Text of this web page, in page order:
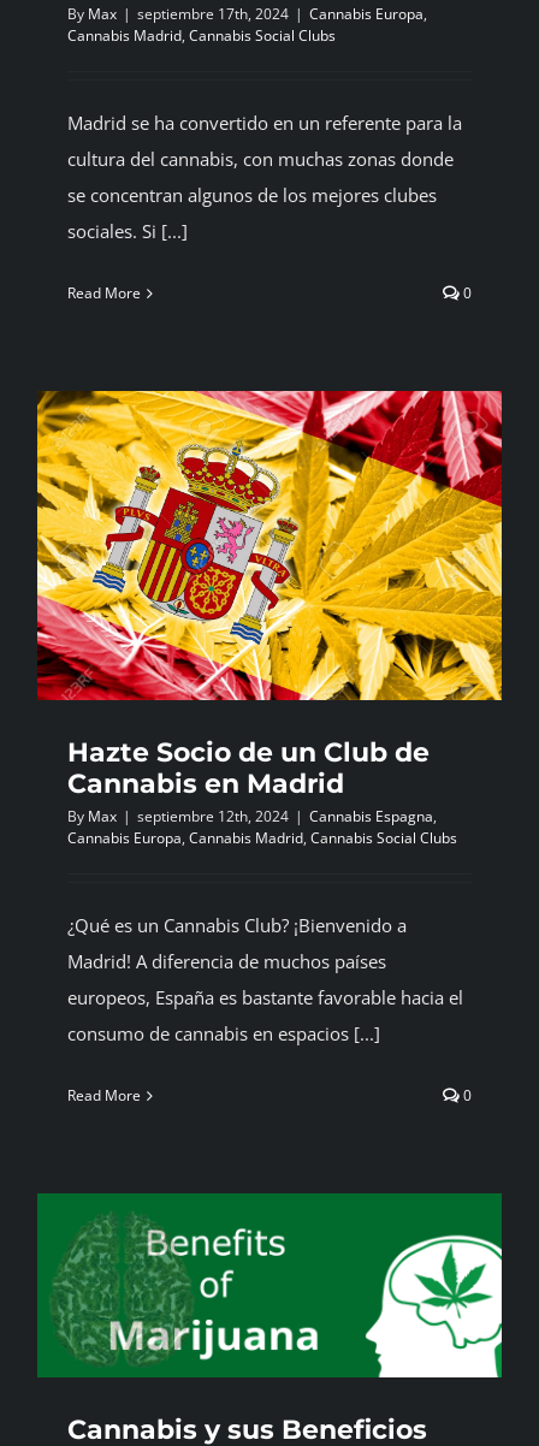
By Max | septiembre 17th, 2024 | Cannabis Europa,
Cannabis Madrid, Cannabis Social Clubs
Madrid se ha convertido en un referente para la
cultura del cannabis, con muchas zonas donde
se concentran algunos de los mejores clubes
sociales. Si [...]
Read More 0
Hazte Socio de un Club de
Cannabis en Madrid
By Max | septiembre 12th, 2024 | Cannabis Espagna,
Cannabis Europa, Cannabis Madrid, Cannabis Social Clubs
¿Qué es un Cannabis Club? ¡Bienvenido a
Madrid! A diferencia de muchos países
europeos, España es bastante favorable hacia el
consumo de cannabis en espacios [...]
Read More 0
Cannabis y sus Beneficios